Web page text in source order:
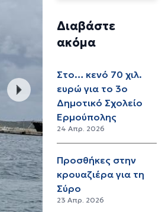
Διαβάστε
ακόμα
Στο… κενό 70 χιλ.
ευρώ για το 3ο
Δημοτικό Σχολείο
Ερμούπολης
24 Απρ. 2026
Προσθήκες στην
κρουαζιέρα για τη
Σύρο
23 Απρ. 2026